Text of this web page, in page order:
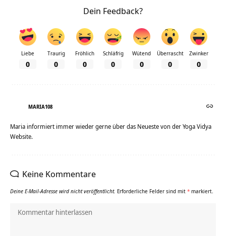
Dein Feedback?
Liebe
0
Traurig
0
Fröhlich
0
Schläfrig
0
Wütend
0
Überrascht
0
Zwinker
0
MARIA108
Maria informiert immer wieder gerne über das Neueste von der Yoga Vidya
Website.
Keine Kommentare
Deine E-Mail-Adresse wird nicht veröffentlicht. Erforderliche Felder sind mit * markiert.